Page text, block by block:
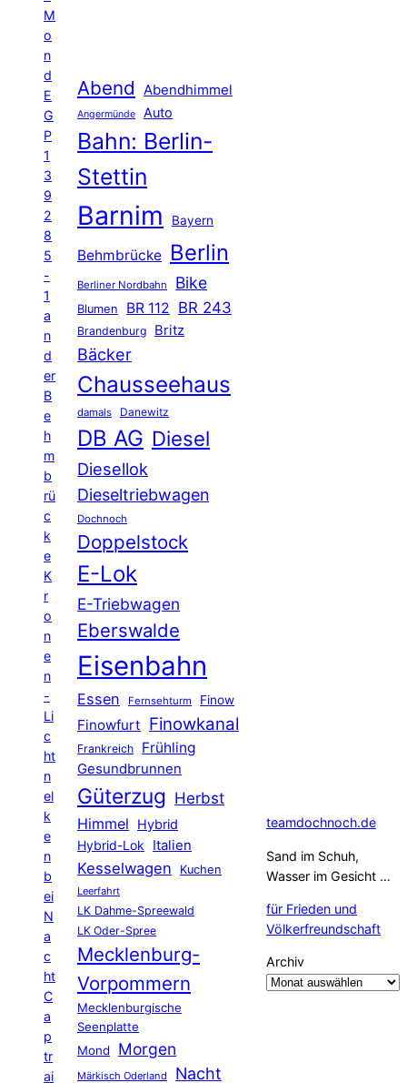
M
o
n
d
E
G
P
1
3
9
2
8
5
-
1
a
n
d
er
B
e
h
m
b
rü
c
k
e
K
r
o
n
e
n
-
Li
c
ht
n
el
k
e
n
b
ei
N
a
c
ht
C
a
p
tr
ai
Abend Abendhimmel
Angermünde Auto
Bahn: Berlin-
Stettin
Barnim Bayern
Behmbrücke Berlin
Berliner Nordbahn Bike
Blumen BR 112 BR 243
Brandenburg Britz
Bäcker
Chausseehaus
damals Danewitz
DB AG Diesel
Diesellok
Dieseltriebwagen
Dochnoch
Doppelstock
E-Lok
E-Triebwagen
Eberswalde
Eisenbahn
Essen Fernsehturm Finow
Finowfurt Finowkanal
Frankreich Frühling
Gesundbrunnen
Güterzug Herbst
Himmel
Hybrid
Hybrid-Lok Italien
Kesselwagen Kuchen
Leerfahrt
LK Dahme-Spreewald
LK Oder-Spree
Mecklenburg-
Vorpommern
Mecklenburgische
Seenplatte
Mond
Morgen
Märkisch Oderland Nacht
teamdochnoch.de
Sand im Schuh,
Wasser im Gesicht …
für Frieden und
Völkerfreundschaft
Archiv